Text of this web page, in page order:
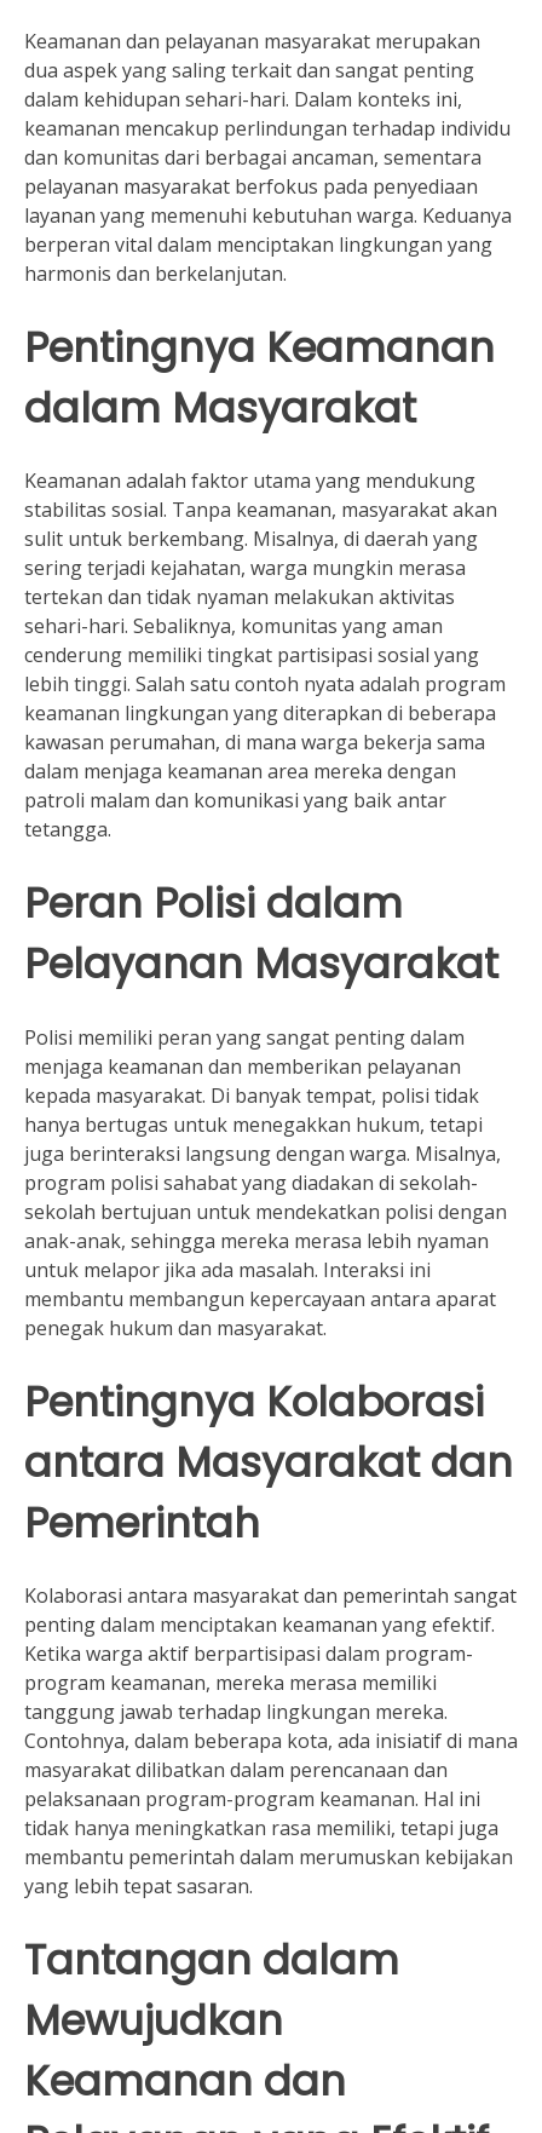
Keamanan dan pelayanan masyarakat merupakan
dua aspek yang saling terkait dan sangat penting
dalam kehidupan sehari-hari. Dalam konteks ini,
keamanan mencakup perlindungan terhadap individu
dan komunitas dari berbagai ancaman, sementara
pelayanan masyarakat berfokus pada penyediaan
layanan yang memenuhi kebutuhan warga. Keduanya
berperan vital dalam menciptakan lingkungan yang
harmonis dan berkelanjutan.
Pentingnya Keamanan
dalam Masyarakat
Keamanan adalah faktor utama yang mendukung
stabilitas sosial. Tanpa keamanan, masyarakat akan
sulit untuk berkembang. Misalnya, di daerah yang
sering terjadi kejahatan, warga mungkin merasa
tertekan dan tidak nyaman melakukan aktivitas
sehari-hari. Sebaliknya, komunitas yang aman
cenderung memiliki tingkat partisipasi sosial yang
lebih tinggi. Salah satu contoh nyata adalah program
keamanan lingkungan yang diterapkan di beberapa
kawasan perumahan, di mana warga bekerja sama
dalam menjaga keamanan area mereka dengan
patroli malam dan komunikasi yang baik antar
tetangga.
Peran Polisi dalam
Pelayanan Masyarakat
Polisi memiliki peran yang sangat penting dalam
menjaga keamanan dan memberikan pelayanan
kepada masyarakat. Di banyak tempat, polisi tidak
hanya bertugas untuk menegakkan hukum, tetapi
juga berinteraksi langsung dengan warga. Misalnya,
program polisi sahabat yang diadakan di sekolah-
sekolah bertujuan untuk mendekatkan polisi dengan
anak-anak, sehingga mereka merasa lebih nyaman
untuk melapor jika ada masalah. Interaksi ini
membantu membangun kepercayaan antara aparat
penegak hukum dan masyarakat.
Pentingnya Kolaborasi
antara Masyarakat dan
Pemerintah
Kolaborasi antara masyarakat dan pemerintah sangat
penting dalam menciptakan keamanan yang efektif.
Ketika warga aktif berpartisipasi dalam program-
program keamanan, mereka merasa memiliki
tanggung jawab terhadap lingkungan mereka.
Contohnya, dalam beberapa kota, ada inisiatif di mana
masyarakat dilibatkan dalam perencanaan dan
pelaksanaan program-program keamanan. Hal ini
tidak hanya meningkatkan rasa memiliki, tetapi juga
membantu pemerintah dalam merumuskan kebijakan
yang lebih tepat sasaran.
Tantangan dalam
Mewujudkan
Keamanan dan